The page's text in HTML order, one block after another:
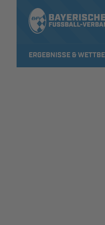
ERGEBNISSE &